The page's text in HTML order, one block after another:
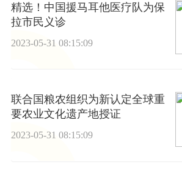
精选！中国援马耳他医疗队为保
拉市民义诊
2023-05-31 08:15:09
联合国粮农组织为新认定全球重
要农业文化遗产地授证
2023-05-31 08:15:09